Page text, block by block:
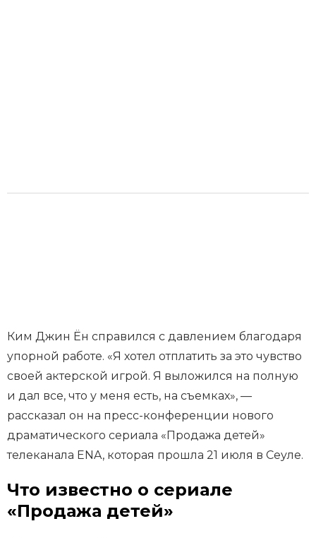
Ким Джин Ён справился с давлением благодаря
упорной работе. «Я хотел отплатить за это чувство
своей актерской игрой. Я выложился на полную
и дал все, что у меня есть, на съемках», —
рассказал он на пресс-конференции нового
драматического сериала «Продажа детей»
телеканала ENA, которая прошла 21 июля в Сеуле.
Что известно о сериале
«Продажа детей»